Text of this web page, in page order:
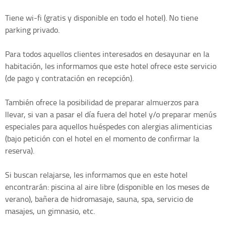
Tiene wi-fi (gratis y disponible en todo el hotel). No tiene
parking privado.
Para todos aquellos clientes interesados en desayunar en la
habitación, les informamos que este hotel ofrece este servicio
(de pago y contratación en recepción).
También ofrece la posibilidad de preparar almuerzos para
llevar, si van a pasar el día fuera del hotel y/o preparar menús
especiales para aquellos huéspedes con alergias alimenticias
(bajo petición con el hotel en el momento de confirmar la
reserva).
Si buscan relajarse, les informamos que en este hotel
encontrarán: piscina al aire libre (disponible en los meses de
verano), bañera de hidromasaje, sauna, spa, servicio de
masajes, un gimnasio, etc.